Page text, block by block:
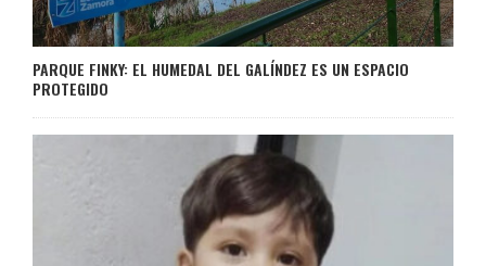
PARQUE FINKY: EL HUMEDAL DEL GALÍNDEZ ES UN ESPACIO
PROTEGIDO